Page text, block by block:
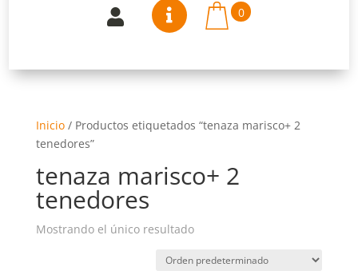
  0
Inicio/ Productos etiquetados “tenaza marisco+ 2
tenedores”
tenaza marisco+ 2
tenedores
Mostrando el único resultado